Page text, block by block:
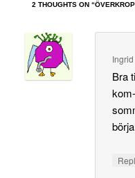
2 THOUGHTS ON “
Ingrid
Bra